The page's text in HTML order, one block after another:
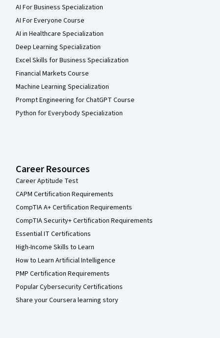
AI For Business Specialization
AI For Everyone Course
AI in Healthcare Specialization
Deep Learning Specialization
Excel Skills for Business Specialization
Financial Markets Course
Machine Learning Specialization
Prompt Engineering for ChatGPT Course
Python for Everybody Specialization
Career Resources
Career Aptitude Test
CAPM Certification Requirements
CompTIA A+ Certification Requirements
CompTIA Security+ Certification Requirements
Essential IT Certifications
High-Income Skills to Learn
How to Learn Artificial Intelligence
PMP Certification Requirements
Popular Cybersecurity Certifications
Share your Coursera learning story